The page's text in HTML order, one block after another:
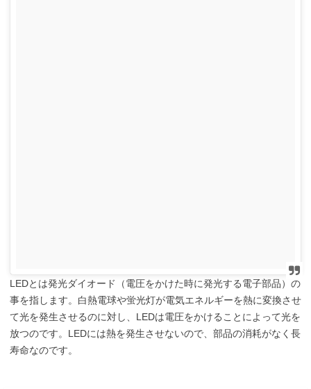
LEDとは発光ダイオード（電圧をかけた時に発光する電子部品）の
事を指します。白熱電球や蛍光灯が電気エネルギーを熱に変換させ
て光を発生させるのに対し、LEDは電圧をかけることによって光を
放つのです。LEDには熱を発生させないので、部品の消耗がなく長
寿命なのです。